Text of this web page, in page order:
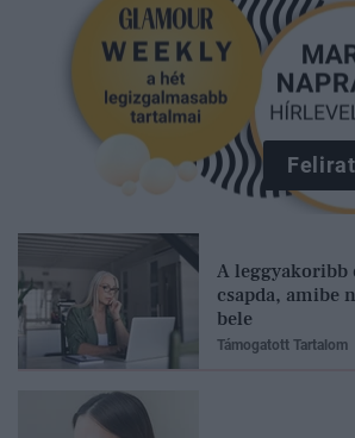
A leggyakoribb
csapda, amibe
bele
Támogatott Tartalom